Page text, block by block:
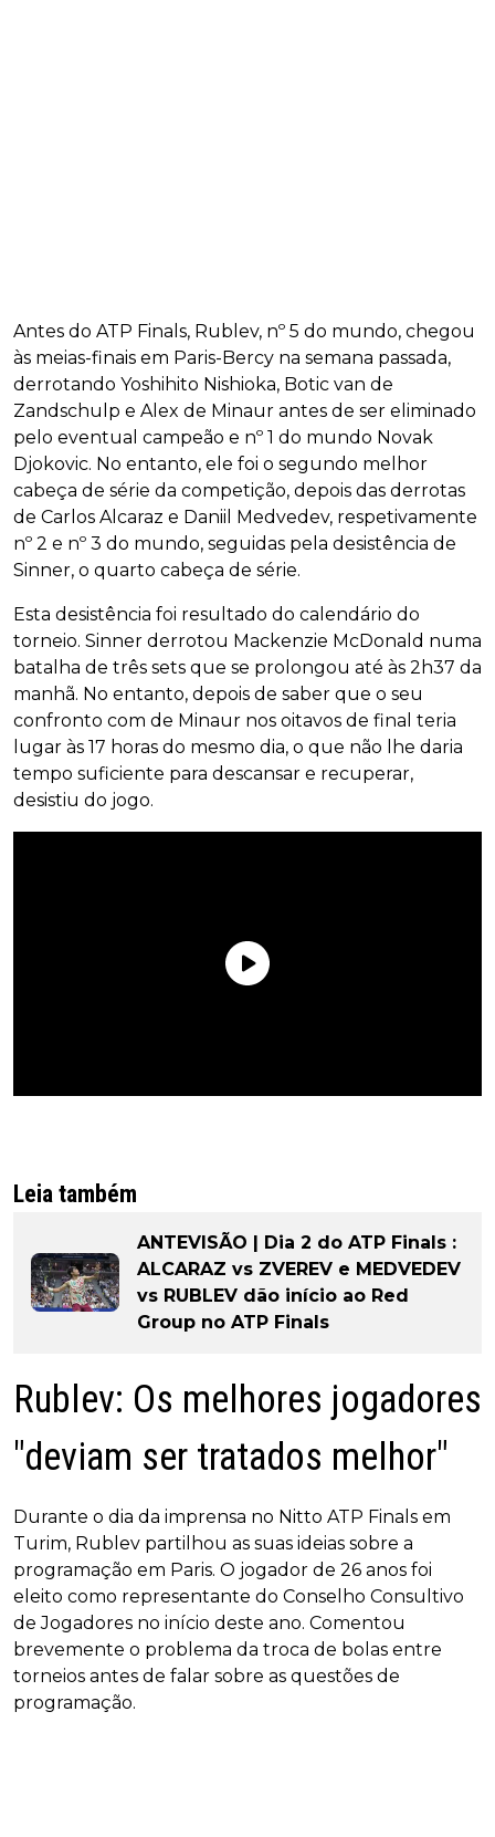
Antes do ATP Finals, Rublev, nº 5 do mundo, chegou
às meias-finais em Paris-Bercy na semana passada,
derrotando Yoshihito Nishioka, Botic van de
Zandschulp e Alex de Minaur antes de ser eliminado
pelo eventual campeão e nº 1 do mundo Novak
Djokovic. No entanto, ele foi o segundo melhor
cabeça de série da competição, depois das derrotas
de Carlos Alcaraz e Daniil Medvedev, respetivamente
nº 2 e nº 3 do mundo, seguidas pela desistência de
Sinner, o quarto cabeça de série.
Esta desistência foi resultado do calendário do
torneio. Sinner derrotou Mackenzie McDonald numa
batalha de três sets que se prolongou até às 2h37 da
manhã. No entanto, depois de saber que o seu
confronto com de Minaur nos oitavos de final teria
lugar às 17 horas do mesmo dia, o que não lhe daria
tempo suficiente para descansar e recuperar,
desistiu do jogo.
Leia também
ANTEVISÃO | Dia 2 do ATP Finals :
ALCARAZ vs ZVEREV e MEDVEDEV
vs RUBLEV dão início ao Red
Group no ATP Finals
Rublev: Os melhores jogadores
"deviam ser tratados melhor"
Durante o dia da imprensa no Nitto ATP Finals em
Turim, Rublev partilhou as suas ideias sobre a
programação em Paris. O jogador de 26 anos foi
eleito como representante do Conselho Consultivo
de Jogadores no início deste ano. Comentou
brevemente o problema da troca de bolas entre
torneios antes de falar sobre as questões de
programação.